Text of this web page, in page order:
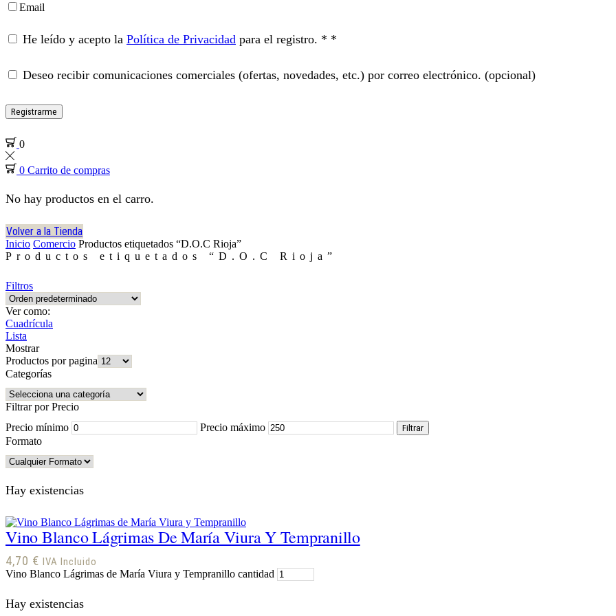
Email
He leído y acepto la Política de Privacidad para el registro. * *
Deseo recibir comunicaciones comerciales (ofertas, novedades, etc.) por correo electrónico. (opcional)
Registrarme
0
0 Carrito de compras
No hay productos en el carro.
Volver a la Tienda
Inicio Comercio Productos etiquetados “D.O.C Rioja”
Productos etiquetados “D.O.C Rioja”
Filtros
Ver como:
Cuadrícula
Lista
Mostrar
Productos por pagina
Categorías
Filtrar por Precio
Precio mínimo
Precio máximo Filtrar
Formato
Hay existencias
Vino Blanco Lágrimas De María Viura Y Tempranillo
4,70 € IVA Incluido
Vino Blanco Lágrimas de María Viura y Tempranillo cantidad
Hay existencias